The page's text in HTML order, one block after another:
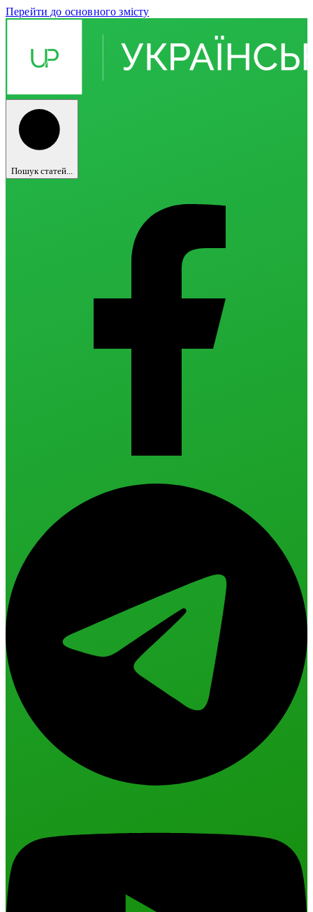
Перейти до основного змісту
Пошук статей...